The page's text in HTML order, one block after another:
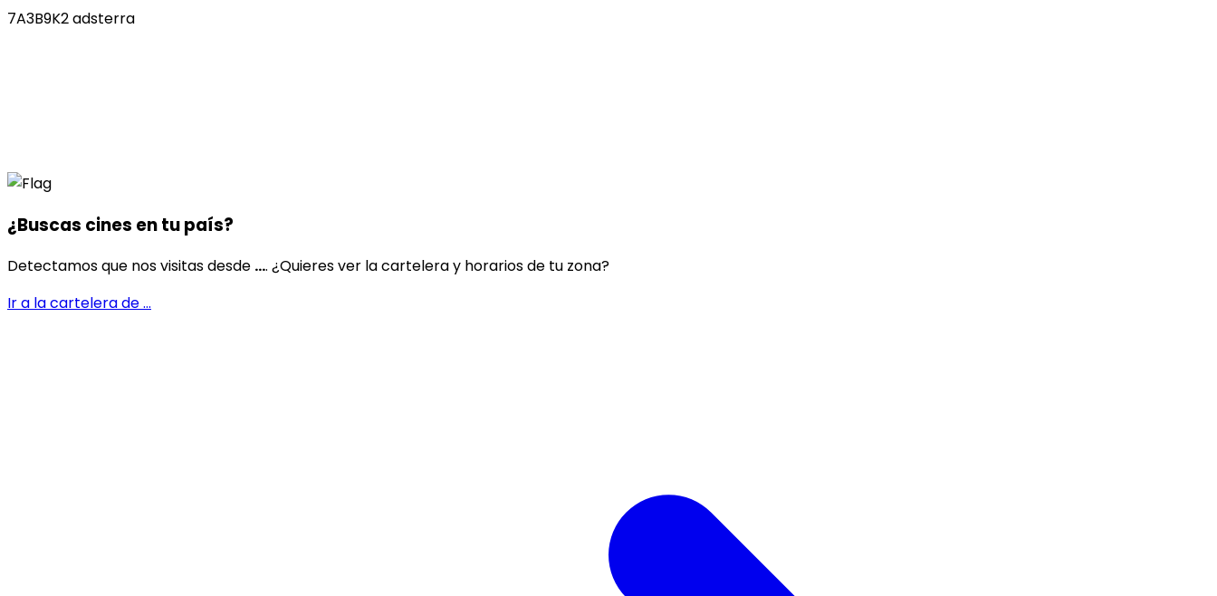
7A3B9K2 adsterra
¿Buscas cines entu país?
Detectamos que nos visitas desde .... ¿Quieres ver la cartelera y horarios de tu zona?
Ir a la cartelera de...